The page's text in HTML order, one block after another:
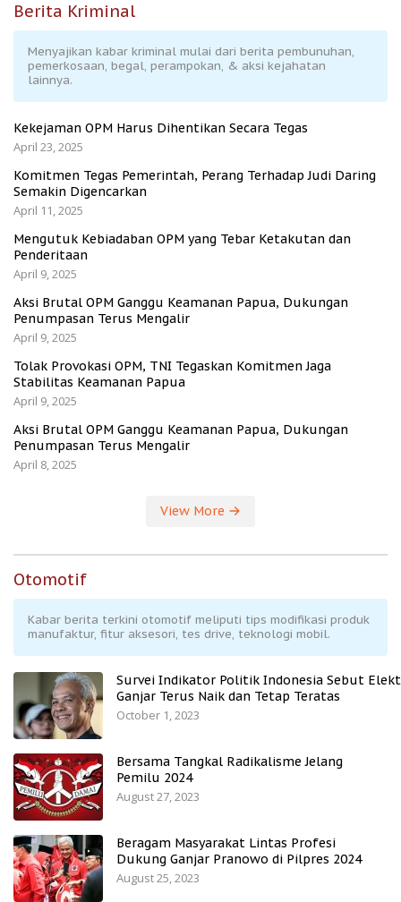
Berita Kriminal
Menyajikan kabar kriminal mulai dari berita pembunuhan,
pemerkosaan, begal, perampokan, & aksi kejahatan
lainnya.
Kekejaman OPM Harus Dihentikan Secara Tegas
April 23, 2025
Komitmen Tegas Pemerintah, Perang Terhadap Judi Daring
Semakin Digencarkan
April 11, 2025
Mengutuk Kebiadaban OPM yang Tebar Ketakutan dan
Penderitaan
April 9, 2025
Aksi Brutal OPM Ganggu Keamanan Papua, Dukungan
Penumpasan Terus Mengalir
April 9, 2025
Tolak Provokasi OPM, TNI Tegaskan Komitmen Jaga
Stabilitas Keamanan Papua
April 9, 2025
Aksi Brutal OPM Ganggu Keamanan Papua, Dukungan
Penumpasan Terus Mengalir
April 8, 2025
View More
Otomotif
Kabar berita terkini otomotif meliputi tips modifikasi produk
manufaktur, fitur aksesori, tes drive, teknologi mobil.
Survei Indikator Politik Indonesia Sebut
Ganjar Terus Naik dan Tetap Teratas
October 1, 2023
Bersama Tangkal Radikalisme Jelang
Pemilu 2024
August 27, 2023
Beragam Masyarakat Lintas Profesi
Dukung Ganjar Pranowo di Pilpres 2024
August 25, 2023